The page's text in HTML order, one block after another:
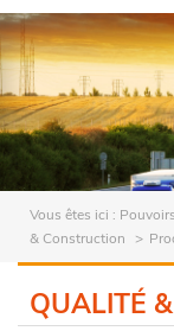
Vous êtes ici :
& Construction
QUALITÉ